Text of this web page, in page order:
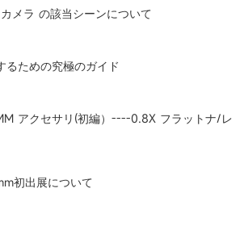
メラ の該当シーンについて
るための究極のガイド
アクセサリ(初編）----0.8X フラットナ/レ
初出展について